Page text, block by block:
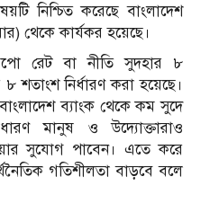
নিশ্চিত করেছে বাংলাদেশ
থেকে কার্যকর হয়েছে।
রেট বা নীতি সুদহার ৮
শতাংশ নির্ধারণ করা হয়েছে।
ব্যাংক থেকে কম সুদে
মানুষ ও উদ্যোক্তারাও
সুযোগ পাবেন। এতে করে
গতিশীলতা বাড়বে বলে